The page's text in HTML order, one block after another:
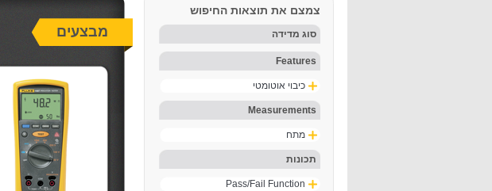
צמצם את תוצאות החיפוש
סוג מדידה
Features
כיבוי אוטומטי
Measurements
מתח
תכונות
Pass/Fail Function
מבצעים